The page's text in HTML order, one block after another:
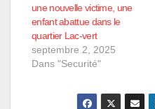
…
une nouvelle victime, une
enfant abattue dans le
quartier Lac-vert
septembre 2, 2025
Dans "Securité"